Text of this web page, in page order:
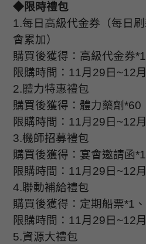
◆限時禮包
1.每日高級代金券（每日
會累加）
購買後獲得：高級代金券*1
限購時間： 11月 29 日 ~12月
2.體力特惠禮包
購買後獲得：體力藥劑*60
限購時間： 11月 29 日 ~12月
3.機師招募禮包
購買後獲得：宴會邀請函
限購時間： 11月 29 日 ~12月
4.聯動補給禮包
購買後獲得：定期船票*1
限購時間： 11月 29 日 ~12月
5.資源大禮包